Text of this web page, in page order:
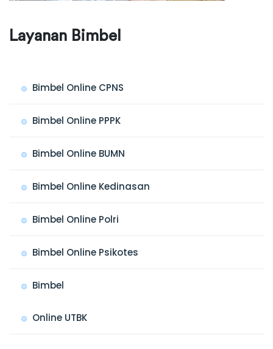
Layanan Bimbel
Bimbel Online CPNS
Bimbel Online PPPK
Bimbel Online BUMN
Bimbel Online Kedinasan
Bimbel Online Polri
Bimbel Online Psikotes
Bimbel
Online UTBK